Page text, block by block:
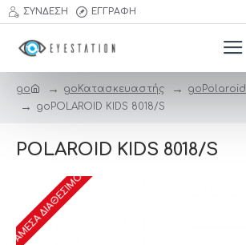
ΣΎΝΔΕΣΗ ΕΓΓΡΑΦΉ
go go Κατασκευαστής go Polaroid
go POLAROID KIDS 8018/S
POLAROID KIDS 8018/S
ΆΜΕΣΑ ΔΙΑΘΈΣΙΜΟ